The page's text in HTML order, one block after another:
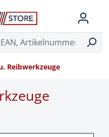
Reibwerkzeuge